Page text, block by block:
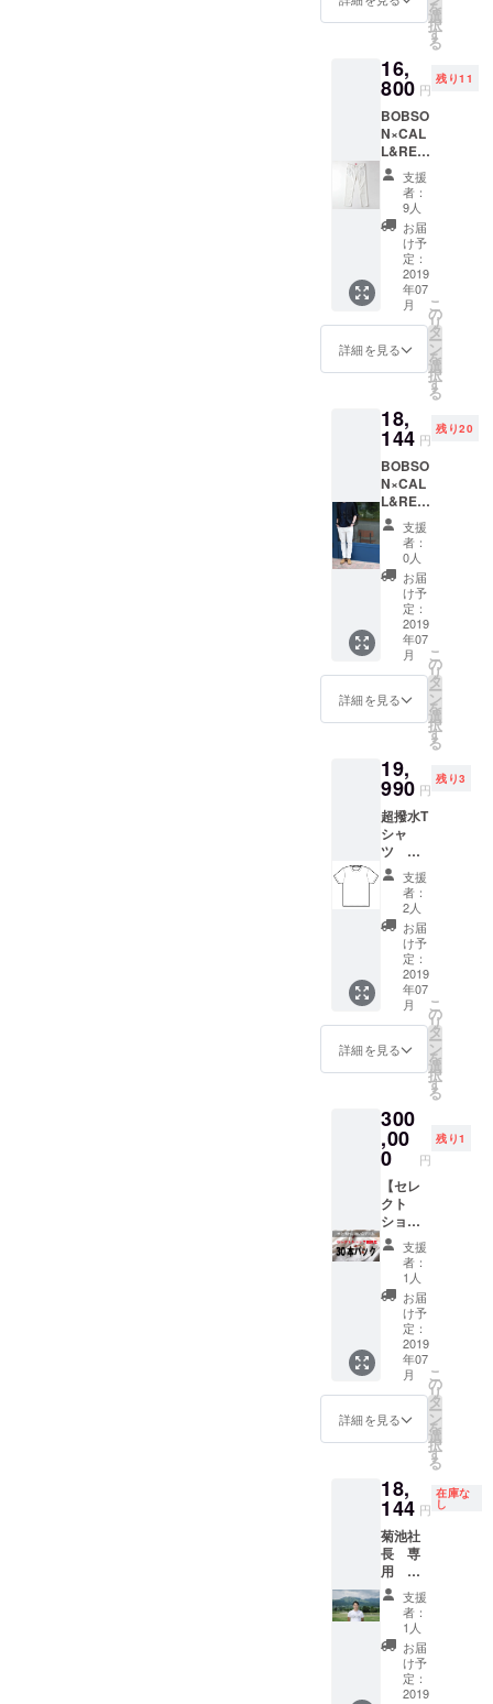
ツにな
ります
セック
スサイ
ズ 中国
製 XS
身幅41
着丈63
S 身幅
48着丈
幅50着
丈68 L
身幅53
着丈71
55 着丈
74 XXL
身幅58
100 身
幅 32 着
丈41
110 身
幅 34 着
丈45
120 身
丈49
130 身
丈52
140 身
幅 40 着
丈55
を
選
択
す
る
16,
800 円
残り11
BOBSO
N×CAL
L&RES
PONSE
超撥水
ホワイ
トデニ
ム
Made in
岡山 通
18,144
円
→16,80
0円（消
費税、
込）
2019年
7月上旬
～8月上
旬の発
送です
サイ
ズ S
サイ
ズ M
サイ
ズ L
サイ
ズ XL
支援
者：
9人
お届
け予
定：
2019
年07
月
詳細を見る
こ
の
リ
タ
ー
ン
を
選
択
す
る
18,
144 円
残り20
BOBSO
N×CAL
L&RES
PONSE
超撥水
ホワイ
トデニ
ム
Made in
岡山 通
18,144
円（消
費税、
送料
込）
7月上旬
～8月上
旬の発
送です
サイ
ズ S
サイ
ズ M
サイ
ズ L
サイ
ズ XL
超撥水
ホワイ
トデニ
ム サ
イズ表
さい ご
不安な
方は全
国の取
扱店ま
でお気
軽にお
越し下
さい
支援
者：
0人
お届
け予
定：
2019
年07
月
詳細を見る
こ
の
リ
タ
ー
ン
を
選
択
す
る
19,
990 円
残り3
超撥水T
シャ
ツ 白
デニム
セット
2019年
7月上旬
～8月上
旬の発
送です
岡山で
ホワイ
トデニ
ムと同
じ加工
を施し
ツにな
ります
ユニ
セック
スサイ
ズ 中国
製 XS
身幅41
着丈63
48着丈
幅50着
丈68 L
身幅53
着丈71
XL 身幅
55 着丈
74 XXL
身幅58
キッズ
サイズ
100 身
幅 32 着
丈41
110 身
幅 34 着
丈45
120 身
幅 36 着
丈49
130 身
幅 38 着
支援
者：
2人
お届
け予
定：
2019
年07
月
詳細を見る
こ
の
リ
タ
ー
ン
を
選
択
す
る
300
,00
0 円
残り1
【セレ
クト
ショッ
プ様限
定！30
本パッ
ク】 ご
自身の
お店で
販売し
たい、
セレク
ト
ショッ
プオー
ナー様
ター
ン！ ★
サイズ
どの組
み合わ
せでも
OK！ ★
送料＆
消費税
込！※本
プロ
ジェク
ト限
支援
者：
1人
お届
け予
定：
2019
年07
月
詳細を見る
こ
の
リ
タ
ー
ン
を
選
択
す
る
18,
144 円
在庫な
し
菊池社
長 専
用 リ
ター
ン
超撥水
ホワイ
トデニ
ム サ
イズL
支援
者：
1人
お届
け予
定：
2019